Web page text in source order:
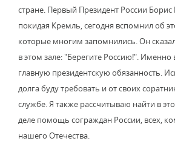
стране. Первый Президент России
покидая Кремль, сегодня вспомнил об
которые многим запомнились. Он
в этом зале: "Берегите Россию!".
главную президентскую обязанность.
долга буду требовать и от своих
службе. Я также рассчитываю найти в
деле помощь сограждан России, всех,
нашего Отечества.